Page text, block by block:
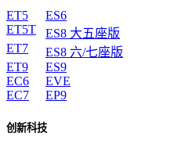
ET5
ET5T
ET7
ET9
EC6
EC7
ES6
ES8 大五座版
ES8 六/七座版
ES9
EVE
EP9
创新科技